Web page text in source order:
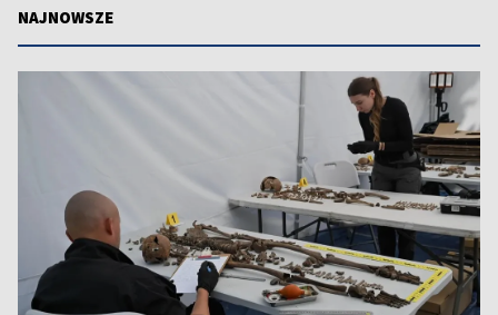
NAJNOWSZE